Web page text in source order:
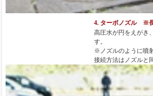
4. ターボノズル ※
高圧水が円をえがき
す。
※ノズルのように噴
接続方法はノズルと